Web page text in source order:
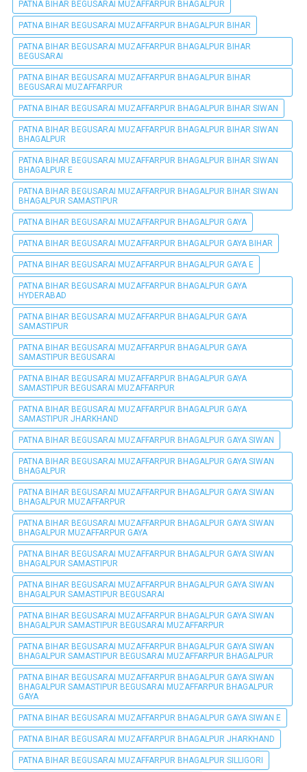
PATNA BIHAR BEGUSARAI MUZAFFARPUR BHAGALPUR
PATNA BIHAR BEGUSARAI MUZAFFARPUR BHAGALPUR BIHAR
PATNA BIHAR BEGUSARAI MUZAFFARPUR BHAGALPUR BIHAR
BEGUSARAI
PATNA BIHAR BEGUSARAI MUZAFFARPUR BHAGALPUR BIHAR
BEGUSARAI MUZAFFARPUR
PATNA BIHAR BEGUSARAI MUZAFFARPUR BHAGALPUR BIHAR SIWAN
PATNA BIHAR BEGUSARAI MUZAFFARPUR BHAGALPUR BIHAR SIWAN
BHAGALPUR
PATNA BIHAR BEGUSARAI MUZAFFARPUR BHAGALPUR BIHAR SIWAN
BHAGALPUR E
PATNA BIHAR BEGUSARAI MUZAFFARPUR BHAGALPUR BIHAR SIWAN
BHAGALPUR SAMASTIPUR
PATNA BIHAR BEGUSARAI MUZAFFARPUR BHAGALPUR GAYA
PATNA BIHAR BEGUSARAI MUZAFFARPUR BHAGALPUR GAYA BIHAR
PATNA BIHAR BEGUSARAI MUZAFFARPUR BHAGALPUR GAYA E
PATNA BIHAR BEGUSARAI MUZAFFARPUR BHAGALPUR GAYA
HYDERABAD
PATNA BIHAR BEGUSARAI MUZAFFARPUR BHAGALPUR GAYA
SAMASTIPUR
PATNA BIHAR BEGUSARAI MUZAFFARPUR BHAGALPUR GAYA
SAMASTIPUR BEGUSARAI
PATNA BIHAR BEGUSARAI MUZAFFARPUR BHAGALPUR GAYA
SAMASTIPUR BEGUSARAI MUZAFFARPUR
PATNA BIHAR BEGUSARAI MUZAFFARPUR BHAGALPUR GAYA
SAMASTIPUR JHARKHAND
PATNA BIHAR BEGUSARAI MUZAFFARPUR BHAGALPUR GAYA SIWAN
PATNA BIHAR BEGUSARAI MUZAFFARPUR BHAGALPUR GAYA SIWAN
BHAGALPUR
PATNA BIHAR BEGUSARAI MUZAFFARPUR BHAGALPUR GAYA SIWAN
BHAGALPUR MUZAFFARPUR
PATNA BIHAR BEGUSARAI MUZAFFARPUR BHAGALPUR GAYA SIWAN
BHAGALPUR MUZAFFARPUR GAYA
PATNA BIHAR BEGUSARAI MUZAFFARPUR BHAGALPUR GAYA SIWAN
BHAGALPUR SAMASTIPUR
PATNA BIHAR BEGUSARAI MUZAFFARPUR BHAGALPUR GAYA SIWAN
BHAGALPUR SAMASTIPUR BEGUSARAI
PATNA BIHAR BEGUSARAI MUZAFFARPUR BHAGALPUR GAYA SIWAN
BHAGALPUR SAMASTIPUR BEGUSARAI MUZAFFARPUR
PATNA BIHAR BEGUSARAI MUZAFFARPUR BHAGALPUR GAYA SIWAN
BHAGALPUR SAMASTIPUR BEGUSARAI MUZAFFARPUR BHAGALPUR
PATNA BIHAR BEGUSARAI MUZAFFARPUR BHAGALPUR GAYA SIWAN
BHAGALPUR SAMASTIPUR BEGUSARAI MUZAFFARPUR BHAGALPUR
GAYA
PATNA BIHAR BEGUSARAI MUZAFFARPUR BHAGALPUR GAYA SIWAN E
PATNA BIHAR BEGUSARAI MUZAFFARPUR BHAGALPUR JHARKHAND
PATNA BIHAR BEGUSARAI MUZAFFARPUR BHAGALPUR SILLIGORI